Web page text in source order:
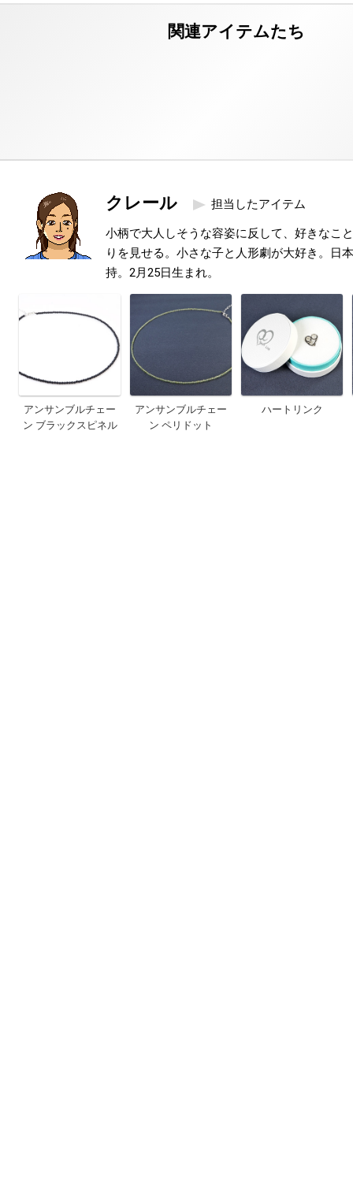
クレール 担当したアイテム
小柄で大人しそうな容姿に反して、好きなこ
りを見せる。小さな子と人形劇が大好き。日
持。2月25日生まれ。
アンサンブルチェー
ン ブラックスピネル
アンサンブルチェー
ン ペリドット
ハートリンク